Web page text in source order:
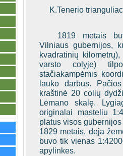
K.Tenerio
1819 metais
Vilniaus gubernijos,
kvadratinių
varsto colyje)
stačiakampėmis
lauko darbus.
kraštinė 20 colių
Lėmano skalę.
originalai masteliu
platus visos
1829 metais, deja
buvo tik vienas
apylinkes.